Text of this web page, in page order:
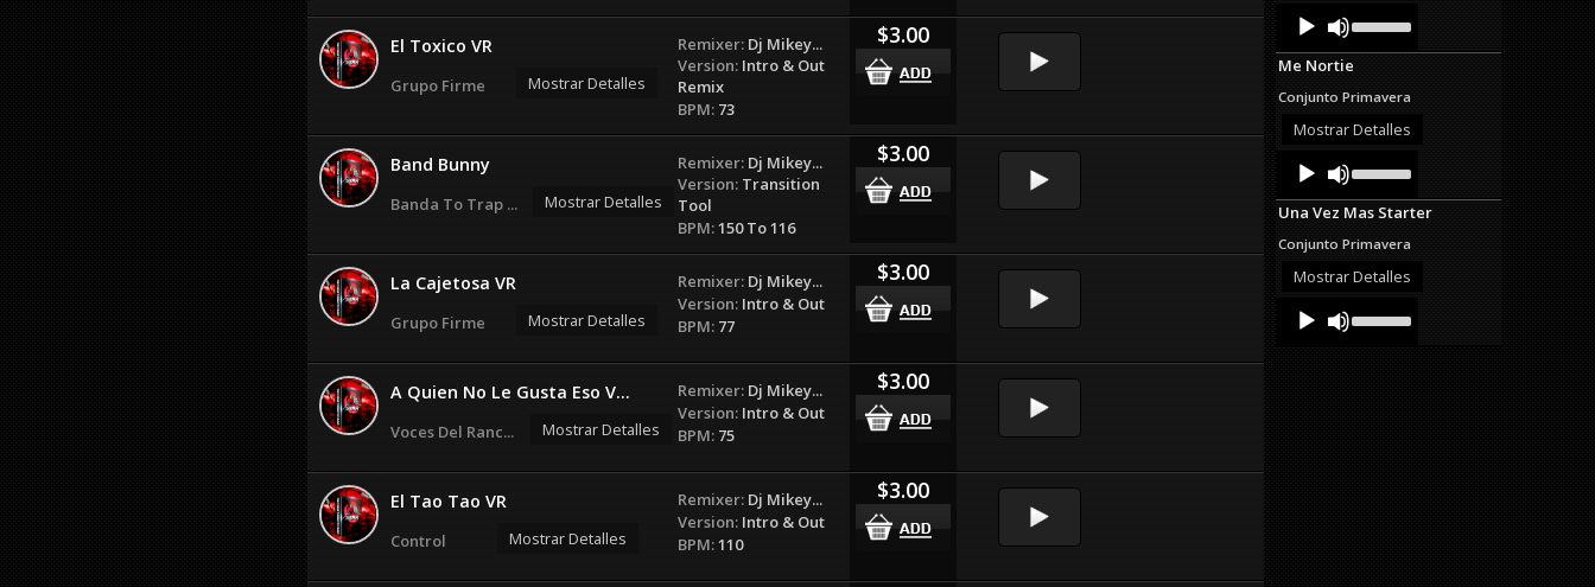
El Toxico VR
Grupo Firme Mostrar Detalles
Remixer: Dj Mikey...
Version: Intro & Out
Remix
BPM: 73
$3.00
Band Bunny
Banda To Trap ... Mostrar Detalles
Remixer: Dj Mikey...
Version: Transition
Tool
BPM:150 To 116
$3.00
La Cajetosa VR
Grupo Firme Mostrar Detalles
Remixer: Dj Mikey...
Version: Intro & Out
BPM: 77
$3.00
A Quien No Le Gusta Eso V...
Voces Del Ranc... Mostrar Detalles
Remixer: Dj Mikey...
Version: Intro & Out
BPM: 75
$3.00
El Tao Tao VR
Control Mostrar Detalles
Remixer: Dj Mikey...
Version: Intro & Out
BPM:110
$3.00
Audio
Player
Up/Down
Arrow
keys
increase
or
Me Nortie
Conjunto Primavera
Mostrar Detalles
Audio
Player
Up/Down
Arrow
keys
increase
or
Una Vez Mas Starter
Conjunto Primavera
Mostrar Detalles
Audio
Player
Up/Down